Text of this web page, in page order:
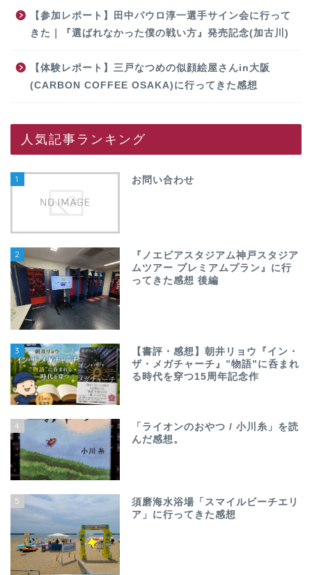
【参加レポート】田中パウロ淳一選手サイン会に行って
きた｜『選ばれなかった僕の戦い方』発売記念(加古川)
【体験レポート】三戸なつめの似顔絵屋さんin大阪
(CARBON COFFEE OSAKA)に行ってきた感想
人気記事ランキング
1 お問い合わせ
2
『ノエビアスタジアム神戸スタジア
ムツアー プレミアムプラン』に行
ってきた感想 後編
3
【書評・感想】朝井リョウ『イン・
ザ・メガチャーチ』”物語”に呑まれ
る時代を穿つ15周年記念作
4
「ライオンのおやつ / 小川糸」を読
んだ感想。
5
須磨海水浴場「スマイルビーチエリ
ア」に行ってきた感想